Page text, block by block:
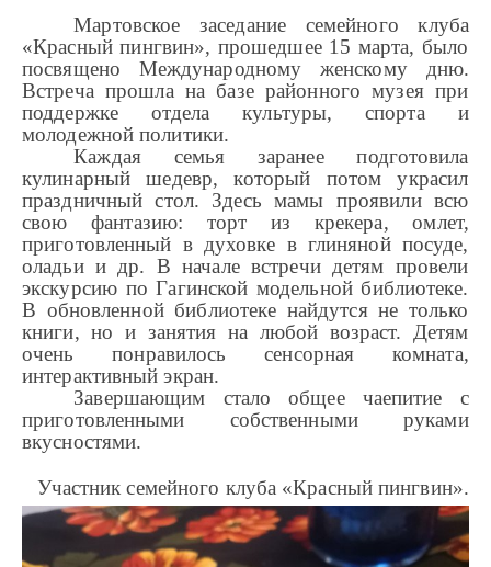
-
-
-
711
0
Мартовское заседание семейного клуба
«Красный пингвин», прошедшее 15 марта, было
посвящено Международному женскому дню.
Встреча прошла на базе районного музея при
поддержке отдела культуры, спорта и
молодежной политики.
Каждая семья заранее подготовила
кулинарный шедевр, который потом украсил
праздничный стол. Здесь мамы проявили всю
свою фантазию: торт из крекера, омлет,
приготовленный в духовке в глиняной посуде,
оладьи и др. В начале встречи детям провели
экскурсию по Гагинской модельной библиотеке.
В обновленной библиотеке найдутся не только
книги, но и занятия на любой возраст. Детям
очень понравилось сенсорная комната,
интерактивный экран.
Завершающим стало общее чаепитие с
приготовленными собственными руками
вкусностями.
Участник семейного клуба «Красный пингвин».